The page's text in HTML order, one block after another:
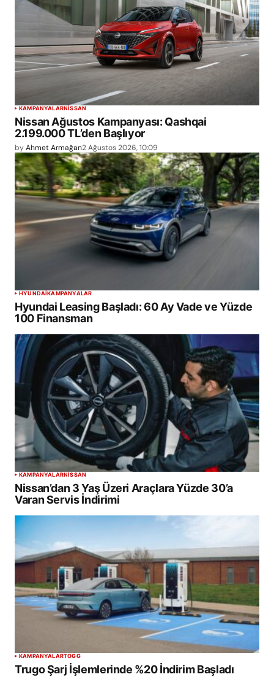
KAMPANYALARNISSAN
Nissan Ağustos Kampanyası: Qashqai
2.199.000 TL’den Başlıyor
byAhmet Armağan2 Ağustos 2026, 10:09
HYUNDAIKAMPANYALAR
Hyundai Leasing Başladı: 60 Ay Vade ve Yüzde
100 Finansman
KAMPANYALARNISSAN
Nissan’dan 3 Yaş Üzeri Araçlara Yüzde 30’a
Varan Servis İndirimi
KAMPANYALARTOGG
Trugo Şarj İşlemlerinde %20 İndirim Başladı